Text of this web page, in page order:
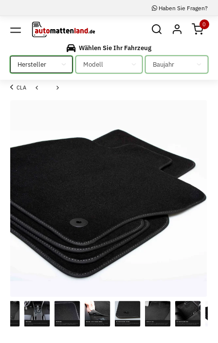
Haben Sie Fragen?
0
Wählen Sie Ihr Fahrzeug
Bitte auswählen
Bitte auswählen Bitte auswählen
CLA